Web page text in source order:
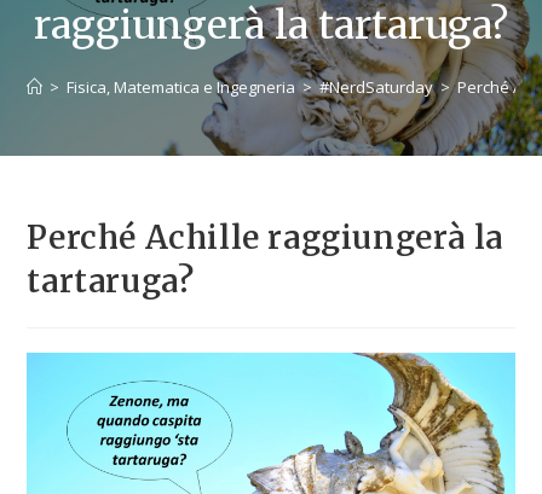
raggiungerà la tartaruga?
> Fisica, Matematica e Ingegneria > #NerdSaturday > Perché
Perché Achille raggiungerà la
tartaruga?